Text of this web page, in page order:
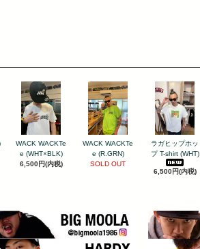
WACK WACKTe
e (WHT×BLK)
6,500円(内税)
WACK WACKTe
e (R.GRN)
SOLD OUT
ラガヒップホッ
プ T-shirt (WHT)
6,500円(内税)